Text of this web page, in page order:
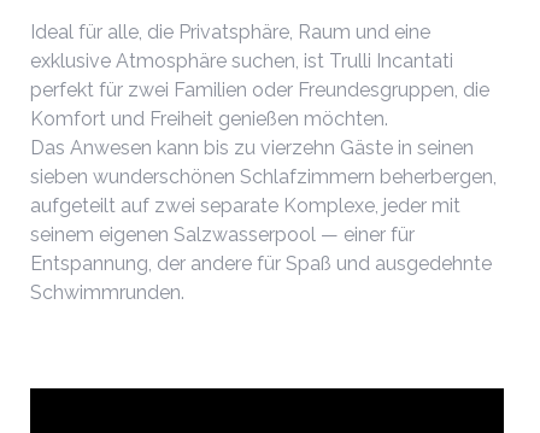
Ideal für alle, die Privatsphäre, Raum und eine
exklusive Atmosphäre suchen, ist Trulli Incantati
perfekt für zwei Familien oder Freundesgruppen, die
Komfort und Freiheit genießen möchten.
Das Anwesen kann bis zu vierzehn Gäste in seinen
sieben wunderschönen Schlafzimmern beherbergen,
aufgeteilt auf zwei separate Komplexe, jeder mit
seinem eigenen Salzwasserpool — einer für
Entspannung, der andere für Spaß und ausgedehnte
Schwimmrunden.